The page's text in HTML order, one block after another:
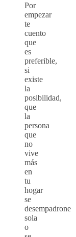
Por
empezar
te
cuento
que
es
preferible,
si
existe
la
posibilidad,
que
la
persona
que
no
vive
más
en
tu
hogar
se
desempadrone
sola
o